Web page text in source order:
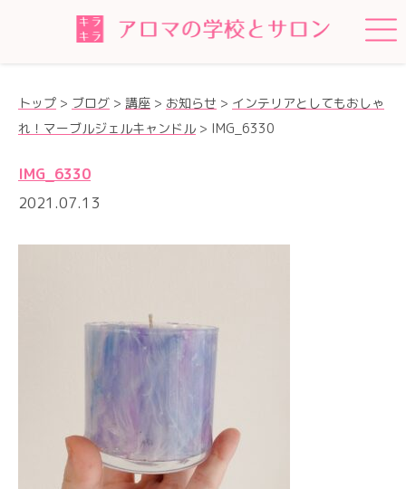
トップ > ブログ > 講座 > お知らせ > インテリアとしてもおしゃ
れ！マーブルジェルキャンドル > IMG_6330
IMG_6330
2021.07.13